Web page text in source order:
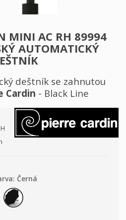
MINI AC RH 89994
AUTOMATICKÝ
deštník se zahnutou
Cardin - Black Line
Černá
Černá